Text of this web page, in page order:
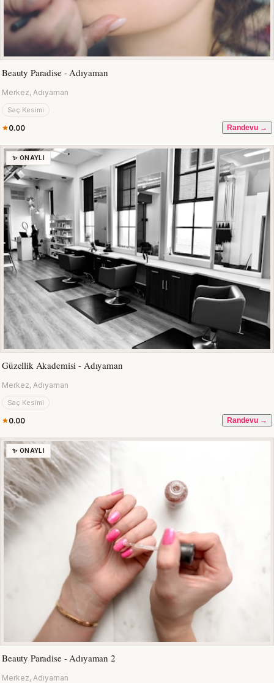
Beauty Paradise - Adıyaman
Merkez, Adıyaman
Saç Kesimi
0.00 Randevu →
✨ ONAYLI
Güzellik Akademisi - Adıyaman
Merkez, Adıyaman
Saç Kesimi
0.00 Randevu →
✨ ONAYLI
Beauty Paradise - Adıyaman 2
Merkez, Adıyaman